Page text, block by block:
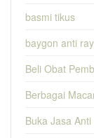
basmi tikus
baygon anti
Beli Obat
Berbagai
Buka Jasa